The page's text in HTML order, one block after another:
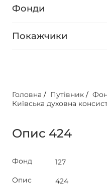
Фонди
Покажчики
Головна / Путівник /
Київська духовна
Опис 424
Фонд
127
Опис
424